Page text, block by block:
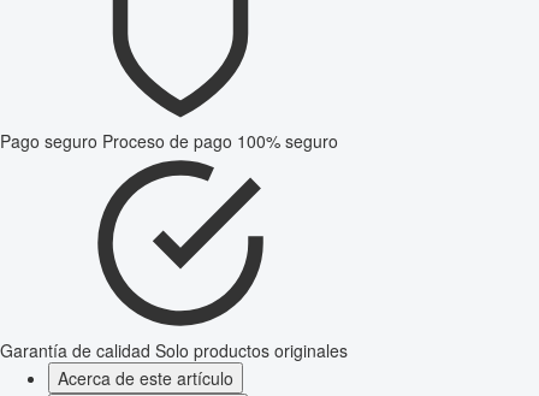
Pago seguro Proceso de pago 100% seguro
Garantía de calidad Solo productos originales
Acerca de este artículo